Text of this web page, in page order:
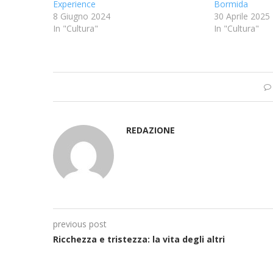
Experience
8 Giugno 2024
In "Cultura"
Bormida
30 Aprile 2025
In "Cultura"
REDAZIONE
previous post
Ricchezza e tristezza: la vita degli altri